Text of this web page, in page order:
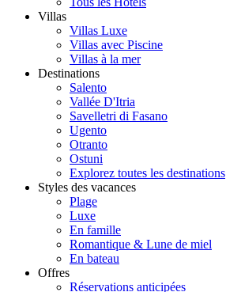
Villas
Villas Luxe
Villas avec Piscine
Villas à la mer
Destinations
Salento
Vallée D'Itria
Savelletri di Fasano
Ugento
Otranto
Ostuni
Explorez toutes les destinations
Styles des vacances
Plage
Luxe
En famille
Romantique & Lune de miel
En bateau
Offres
Réservations anticipées